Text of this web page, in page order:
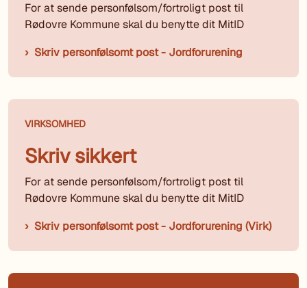
For at sende personfølsom/fortroligt post til
Rødovre Kommune skal du benytte dit MitID
Skriv personfølsomt post - Jordforurening
VIRKSOMHED
Skriv sikkert
For at sende personfølsom/fortroligt post til
Rødovre Kommune skal du benytte dit MitID
Skriv personfølsomt post - Jordforurening (Virk)